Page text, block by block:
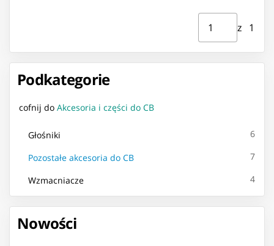
Podkategorie
cofnij do Akcesoria i części do CB
Głośniki 6
Pozostałe akcesoria do CB 7
Wzmacniacze 4
Nowości
Strona ⁨1⁩ z ⁨1⁩
z ⁨1⁩
Przejdź do strony